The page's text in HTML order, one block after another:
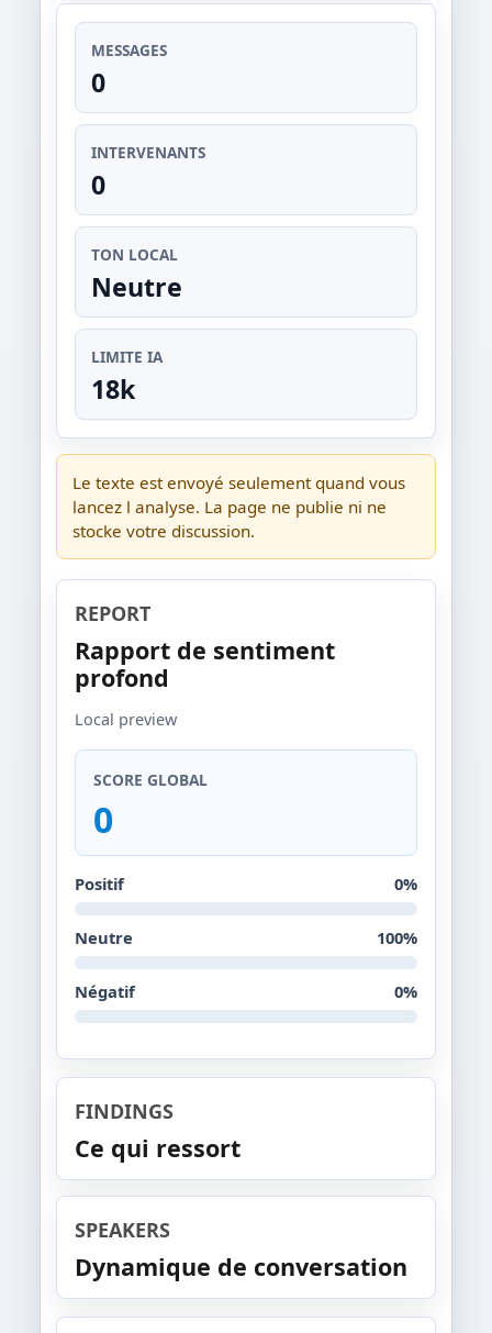
MESSAGES
0
INTERVENANTS
0
TON LOCAL
Neutre
LIMITE IA
18k
Le texte est envoyé seulement quand vous
lancez l analyse. La page ne publie ni ne
stocke votre discussion.
REPORT
Rapport de sentiment
profond
Local preview
SCORE GLOBAL
0
Positif 0%
Neutre 100%
Négatif 0%
FINDINGS
Ce qui ressort
SPEAKERS
Dynamique de conversation